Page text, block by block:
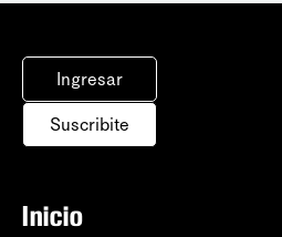
Ingresar
Suscribite
Inicio